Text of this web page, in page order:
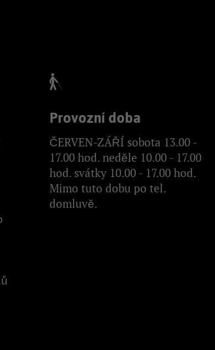
Provozní doba
ČERVEN-ZÁŘÍ sobota 13.00 -
17.00 hod. neděle 10.00 - 17.00
hod. svátky 10.00 - 17.00 hod.
Mimo tuto dobu po tel.
domluvě.